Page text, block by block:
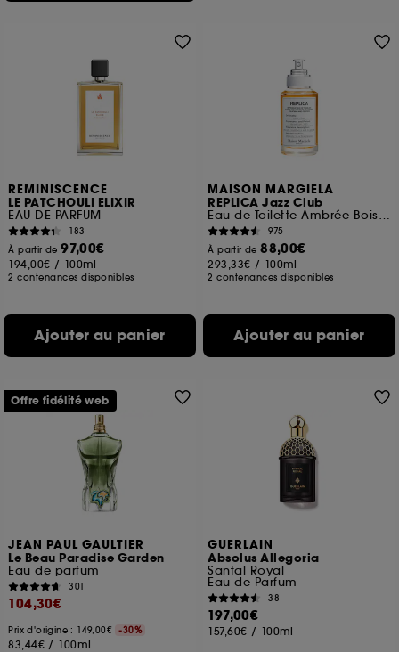
REMINISCENCE
LE PATCHOULI ELIXIR
EAU DE PARFUM
183
À partir de97,00€
194,00€ / 100ml
2 contenances disponibles
Ajouter au panier
MAISON MARGIELA
REPLICA Jazz Club
Eau de Toilette Ambrée Boisée Rechargeable Mixte
975
À partir de88,00€
293,33€ / 100ml
2 contenances disponibles
Ajouter au panier
JEAN PAUL GAULTIER
Le Beau Paradise Garden
Eau de parfum
301
104,30€
Prix d'origine : 149,00€ -30%
83,44€ / 100ml
Offre fidélité web
GUERLAIN
Absolus Allegoria
Santal Royal
Eau de Parfum
38
197,00€
157,60€ / 100ml